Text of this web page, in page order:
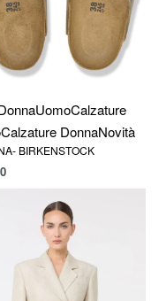
UomoCalzature
Calzature DonnaNovità
BIRKENSTOCK